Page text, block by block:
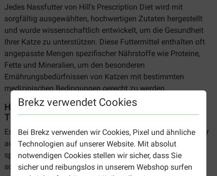
Brekz verwendet Cookies
Bei Brekz verwenden wir Cookies, Pixel und ähnliche
Technologien auf unserer Website. Mit absolut
notwendigen Cookies stellen wir sicher, dass Sie
sicher und reibungslos in unserem Webshop surfen
Jedes Nassfutter von Hill's Prescription Diet wird mit
sorgfältig ausgewählten, hochwertigen Zutaten hergestellt
und wurde wissenschaftlich entwickelt, um die Gesundheit
Ihrer Katze zu unterstützen. Diese Futtermittel enthalten oft
angepasste Mengen spezifischer Nährstoffe wie Proteine,
Fette und Mineralien, um den besonderen
Ernährungsbedürfnissen von Katzen mit bestimmten
medizinischen Bedingungen gerecht zu werden.
Hill's Prescription Diet, auf Empfehlung des
Tierarztes
Es ist wichtig, dass Sie Hill's Prescription Diet Nassfutter nur
auf Empfehlung Ihres Tierarztes verwenden, da es auf die
speziellen Bedürfnisse von Katzen mit leichten oder
schweren Erkrankungen abgestimmt ist. Hill's ist eine